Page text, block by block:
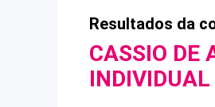
Resultados da
CASSIO DE